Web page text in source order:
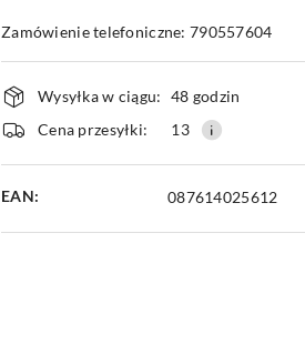
Zamówienie telefoniczne: 790557604
Dostępność
i
dostawa
Wysyłka w ciągu: 48 godzin
Cena przesyłki:
13
EAN: 087614025612